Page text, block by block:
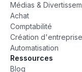
Médias &
Achat
Comptabilité
Création d'entreprise
Automatisation
Ressources
Blog